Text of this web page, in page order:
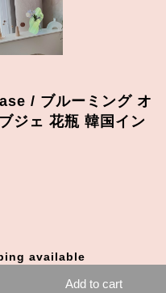
/ ブルーミング オ
ジェ 花瓶 韓国イン
available
Add to cart